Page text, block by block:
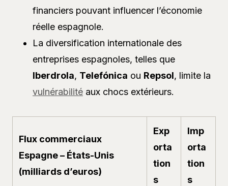
financiers pouvant influencer l’économie
réelle espagnole.
La diversification internationale des
entreprises espagnoles, telles que
Iberdrola, Telefónica ou Repsol, limite la
vulnérabilité aux chocs extérieurs.
Flux commerciaux
Espagne – États-Unis
(milliards d’euros)
Exp
orta
tion
s
Imp
orta
tion
s